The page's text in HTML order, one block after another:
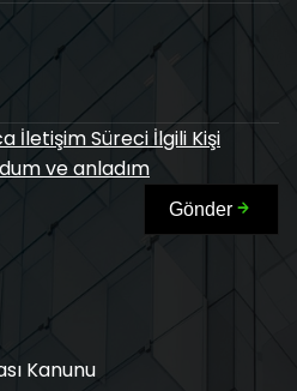
İletişim Süreci İlgili Kişi
ve anladım
Gönder
Kanunu